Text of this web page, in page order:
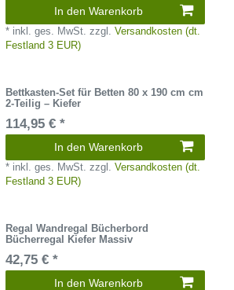
In den Warenkorb
* inkl. ges. MwSt. zzgl.Versandkosten (dt.
Festland 3 EUR)
Bettkasten-Set für Betten 80 x 190 cm cm
2-Teilig – Kiefer
114,95 € *
In den Warenkorb
* inkl. ges. MwSt. zzgl.Versandkosten (dt.
Festland 3 EUR)
Regal Wandregal Bücherbord
Bücherregal Kiefer Massiv
42,75 € *
In den Warenkorb